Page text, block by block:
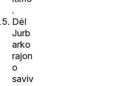
.
Dėl
Jurb
arko
rajon
o
saviv